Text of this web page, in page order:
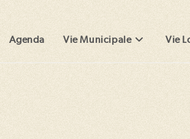
Agenda Vie Municipale Vie